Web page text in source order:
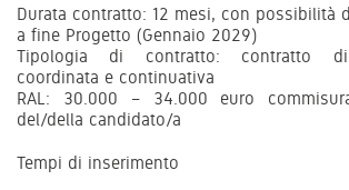
Durata contratto: 12 mesi, con possibilità
a fine Progetto (Gennaio 2029)
Tipologia di contratto: contratto di
coordinata e continuativa
RAL: 30.000 – 34.000 euro
del/della candidato/a
Tempi di inserimento